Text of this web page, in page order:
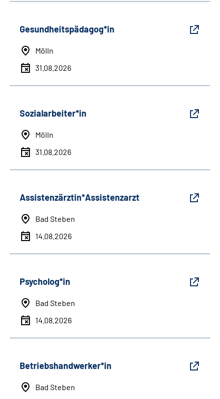
Gesundheitspädagog*in
Mölln
31.08.2026
Sozialarbeiter*in
Mölln
31.08.2026
Assistenzärztin*Assistenzarzt
Bad Steben
14.08.2026
Psycholog*in
Bad Steben
14.08.2026
Betriebshandwerker*in
Bad Steben